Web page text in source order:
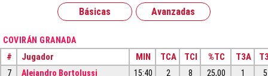
Básicas Avanzadas
COVIRÁN GRANADA
# Jugador MIN TCA TCI %TC T3A
7 Alejandro Bortolussi 15:40 2 8 25,00 1
5